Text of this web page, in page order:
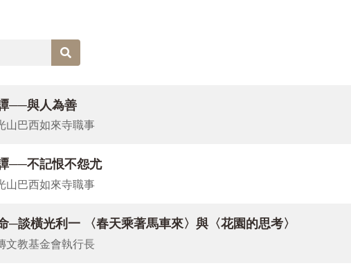
用人之道〉，大師告訴我們，用人得要識人、識能，用其所長，不計
佛教文明與「文明交流與互鑑」〉一文，剖析近現代佛教研究所秉持
海大學碩士生于騰與程恭讓教授師生，從日本天台僧圓仁入唐求法遊
周〈人間佛教生死學的理論建構與實踐〉從生死學視角出發，分析星
《凝視人間．悲智雙運—星雲大師的人間佛教性格與實踐範型》一書，
──與人為善
山巴西如來寺職事
──不記恨不怨尤
山巴西如來寺職事
─談橫光利一 〈春天乘著馬車來〉與〈花園的思考〉
文教基金會執行長